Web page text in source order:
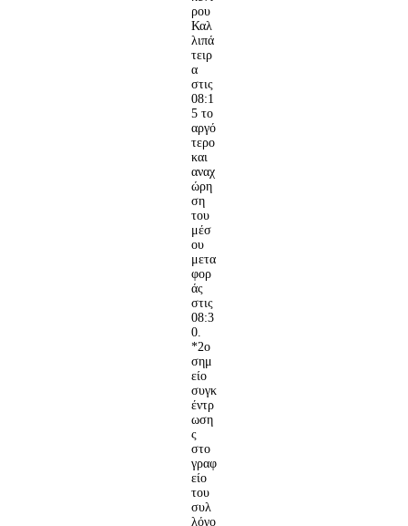
ρου
Καλ
λιπά
τειρ
α
στις
08:1
5 το
αργό
τερο
και
αναχ
ώρη
ση
του
μέσ
ου
μετα
φορ
άς
στις
08:3
0.
*2ο
σημ
είο
συγκ
έντρ
ωση
ς
στο
γραφ
είο
του
συλ
λόγο